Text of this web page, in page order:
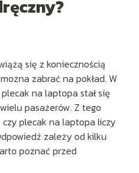
się z koniecznością
zabrać na pokład. W
na laptopa stał się
pasażerów. Z tego
plecak na laptopa liczy
zależy od kilku
poznać przed